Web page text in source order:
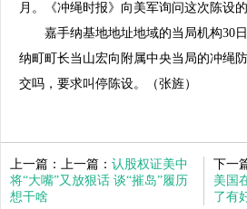
月。《冲绳时报》向美军询问这次陈设
嘉手纳基地地址地域的当局机构30日
纳町町长当山宏向附属中央当局的冲绳
交吗，要求叫停陈设。（张旌）
上一篇：上一篇： 认股权证美中
将“大嘴”又放狠话 谈“摧岛”履历
想干啥
下一
美国
了有